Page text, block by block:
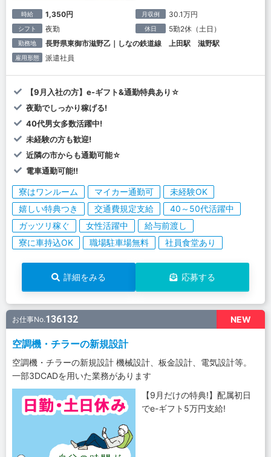
時給 1,350円 月収例 30.1万円
シフト 夜勤 休日 5勤2休（土日）
勤務地 長野県東御市滋野乙｜しなの鉄道線 上田駅 滋野駅
雇用形態 派遣社員
【9月入社の方】e-ギフト&通勤特典あり☆
夜勤でしっかり稼げる!
40代男女多数活躍中!
未経験の方も歓迎!
近隣の市からも通勤可能☆
電車通勤可能!!
寮はワンルーム マイカー通勤可
未経験OK
嬉しい特典つき
交通費規定支給
40～50代活躍中
ガッツリ稼ぐ
女性活躍中
給与前渡し
寮に車持込OK
職場駐車場無料 社員食堂あり
詳細をみる 応募する
NEW
お仕事No.136132
空調機・チラーの新規設計
空調機・チラーの新規設計 機械設計、板金設計、電気設計等。
一部3DCADを用いた業務があります
【9月だけの特典!】配属初日
でe-ギフト5万円支給!